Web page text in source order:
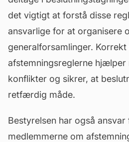
det vigtigt at forstå disse
ansvarlige for at organisere
generalforsamlinger. Korrekt
afstemningsreglerne hjælper
konflikter og sikrer, at
retfærdig måde.
Bestyrelsen har også
medlemmerne om